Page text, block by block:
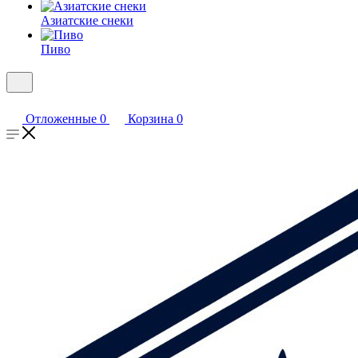
Азиатские снеки
Пиво
Отложенные 0 Корзина 0